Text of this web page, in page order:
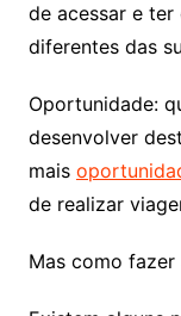
de acessar e
diferentes das
Oportunidade:
desenvolver
mais
de realizar
Mas como